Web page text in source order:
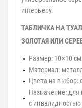
интерьеру.
ТАБЛИЧКА НА
ЗОЛОТАЯ ИЛИ
Размер: 10×10 см
Материал:
Цвета на выбор:
Назначение: для
с инвалидностью